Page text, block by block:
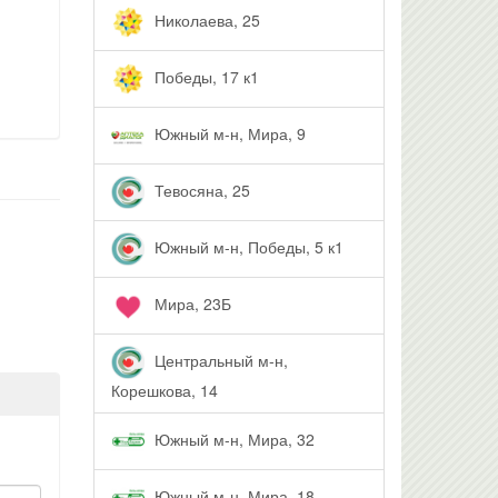
Николаева, 25
Победы, 17 к1
Южный м-н, Мира, 9
Тевосяна, 25
Южный м-н, Победы, 5 к1
Мира, 23Б
Центральный м-н,
Корешкова, 14
Южный м-н, Мира, 32